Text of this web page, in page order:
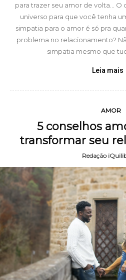
para trazer seu amor de volta… O
universo para que você tenha
simpatia para o amor é só pra
problema no relacionamento?
simpatia mesmo que
Leia mais
AMOR
5 conselhos
transformar seu
Redação